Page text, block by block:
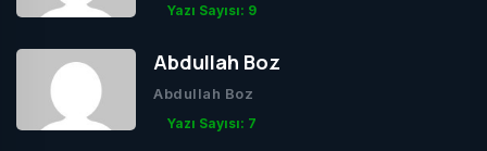
Yazı Sayısı: 9
Abdullah Boz
Abdullah Boz
Yazı Sayısı: 7